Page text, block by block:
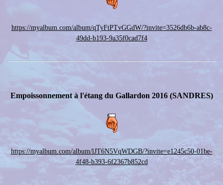
https://myalbum.com/album/qTyFtPTvGGdW/?invite=3526db6b-ab8c-
49dd-b193-9a35f0cad7f4
Empoissonnement à l'étang du Gallardon 2016 (SANDRES)
https://myalbum.com/album/lJT6N5VqWDGB/?invite=e1245c50-01be-
4f48-b393-6f2367b852cd